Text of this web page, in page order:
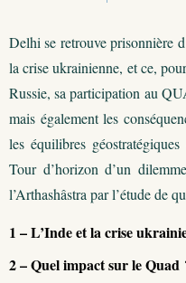
Delhi se retrouve prisonnière
la crise ukrainienne, et ce,
Russie, sa participation au
mais également les
les équilibres
Tour d’horizon d’un
l’Arthashâstra par l’étude de
1 – L’Inde et la crise
2 – Quel impact sur le Quad